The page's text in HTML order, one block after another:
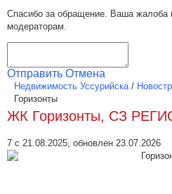
Спасибо за обращение. Ваша жалоба
модераторам.
Отправить Отмена
Недвижимость Уссурийска/
Горизонты
ЖК Горизонты, СЗ
7 с 21.08.2025, обновлен 23.07.2026